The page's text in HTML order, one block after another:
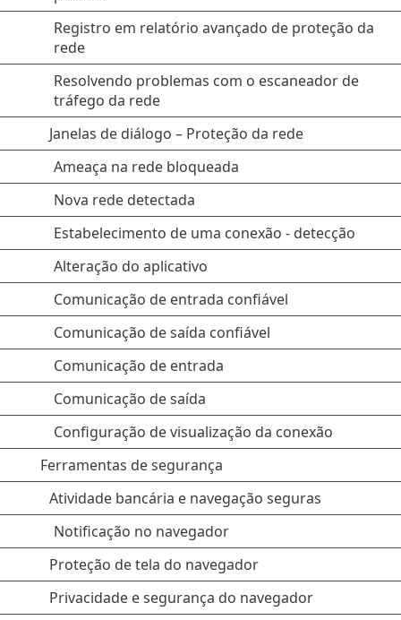
Registro em relatório avançado de proteção da
rede
Resolvendo problemas com o escaneador de
tráfego da rede
Janelas de diálogo – Proteção da rede
Ameaça na rede bloqueada
Nova rede detectada
Estabelecimento de uma conexão - detecção
Alteração do aplicativo
Comunicação de entrada confiável
Comunicação de saída confiável
Comunicação de entrada
Comunicação de saída
Configuração de visualização da conexão
Ferramentas de segurança
Atividade bancária e navegação seguras
Notificação no navegador
Proteção de tela do navegador
Privacidade e segurança do navegador